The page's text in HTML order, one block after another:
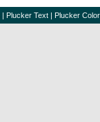
| Plucker Text | Plucker Color